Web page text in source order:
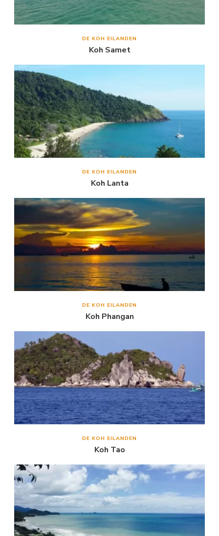
DE KOH EILANDEN
Koh Samet
DE KOH EILANDEN
Koh Lanta
DE KOH EILANDEN
Koh Phangan
DE KOH EILANDEN
Koh Tao